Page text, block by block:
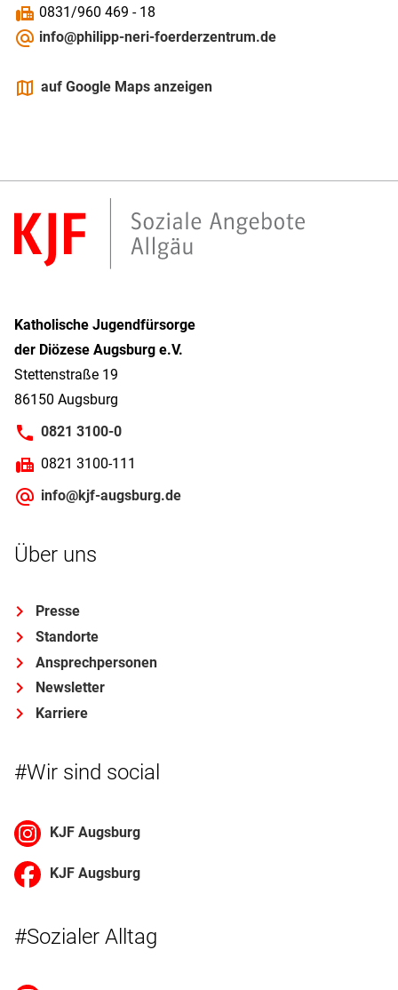
fax 0831/960 469 - 18
alternate_email info@philipp-neri-foerderzentrum.de
mapsauf Google Maps anzeigen
Katholische Jugendfürsorge
der Diözese Augsburg e.V.
Stettenstraße 19
86150 Augsburg
0821 3100-0
0821 3100-111
info@kjf-augsburg.de
Über uns
Presse
Standorte
Ansprechpersonen
Newsletter
Karriere
#Wir sind social
KJF Augsburg
KJF Augsburg
#Sozialer Alltag